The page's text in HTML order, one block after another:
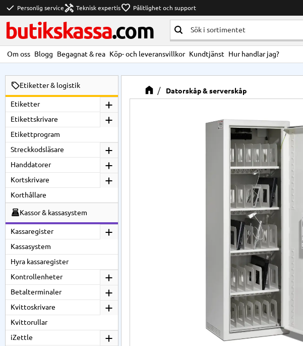
check Personlig servicehandyman Teknisk expertisfavorite Pålitlighet och support
butikskassa.com
Om oss Blogg Begagnat & rea Köp- och leveransvillkor Kundtjänst Hur handlar jag?
Datorskåp & serverskåp
Etiketter & logistik
Etiketter
Etikettskrivare
Etikettprogram
Streckkodsläsare
Handdatorer
Kortskrivare
Korthållare
Kassor & kassasystem
Kassaregister
Kassasystem
Hyra kassaregister
Kontrollenheter
Betalterminaler
Kvittoskrivare
Kvittorullar
iZettle